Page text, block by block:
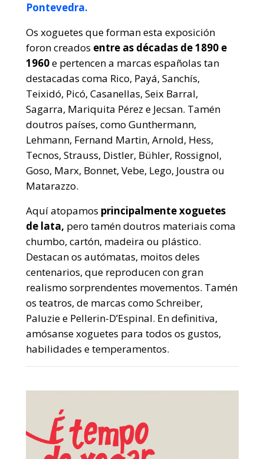
Pontevedra.
Os xoguetes que forman esta exposición
foron creados entre as décadas de 1890 e
1960e pertencen a marcas españolas tan
destacadas coma Rico, Payá, Sanchís,
Teixidó, Picó, Casanellas, Seix Barral,
Sagarra, Mariquita Pérez e Jecsan. Tamén
doutros países, como Gunthermann,
Lehmann, Fernand Martin, Arnold, Hess,
Tecnos, Strauss, Distler, Bühler, Rossignol,
Goso, Marx, Bonnet, Vebe, Lego, Joustra ou
Matarazzo.
Aquí atopamos principalmente xoguetes
de lata, pero tamén doutros materiais coma
chumbo, cartón, madeira ou plástico.
Destacan os autómatas, moitos deles
centenarios, que reproducen con gran
realismo sorprendentes movementos. Tamén
os teatros, de marcas como Schreiber,
Paluzie e Pellerin-D’Espinal. En definitiva,
amósanse xoguetes para todos os gustos,
habilidades e temperamentos.